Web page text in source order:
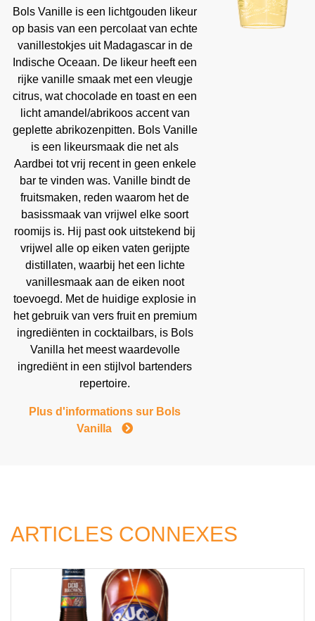
Bols Vanille is een lichtgouden likeur
op basis van een percolaat van echte
vanillestokjes uit Madagascar in de
Indische Oceaan. De likeur heeft een
rijke vanille smaak met een vleugje
citrus, wat chocolade en toast en een
licht amandel/abrikoos accent van
geplette abrikozenpitten. Bols Vanille
is een likeursmaak die net als
Aardbei tot vrij recent in geen enkele
bar te vinden was. Vanille bindt de
fruitsmaken, reden waarom het de
basissmaak van vrijwel elke soort
roomijs is. Hij past ook uitstekend bij
vrijwel alle op eiken vaten gerijpte
distillaten, waarbij het een lichte
vanillesmaak aan de eiken noot
toevoegd. Met de huidige explosie in
het gebruik van vers fruit en premium
ingrediënten in cocktailbars, is Bols
Vanilla het meest waardevolle
ingrediënt in een stijlvol bartenders
repertoire.
Plus d'informations sur Bols
Vanilla
ARTICLES CONNEXES